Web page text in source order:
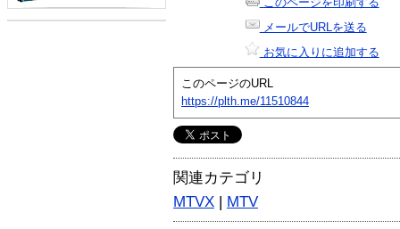
メールでURLを送る
お気に入りに追加する
このページのURL
https://plth.me/11510844
関連カテゴリ
MTVX | MTV